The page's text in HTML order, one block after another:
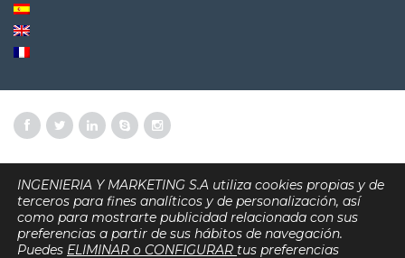
INGENIERIA Y MARKETING S.A utiliza cookies propias y de
terceros para fines analíticos y de personalización, así
como para mostrarte publicidad relacionada con sus
preferencias a partir de sus hábitos de navegación.
Puedes ELIMINAR o CONFIGURAR tus preferencias